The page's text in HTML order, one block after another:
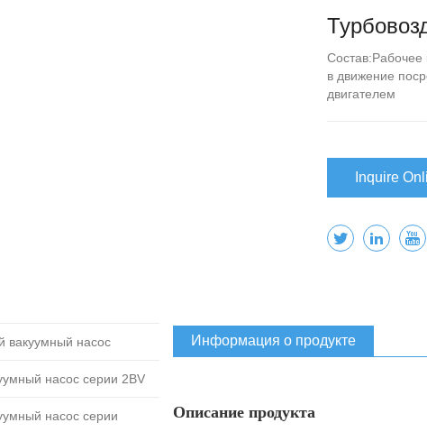
Состав:Рабочее
в движение
двигателем
Inquire
Информация о продукте
Описание продукта
вакуумный насос
насос серии 2BV
насос серии